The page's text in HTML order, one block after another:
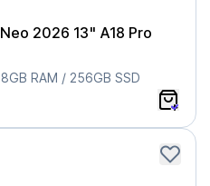
2026 13" A18 Pro
RAM / 256GB SSD